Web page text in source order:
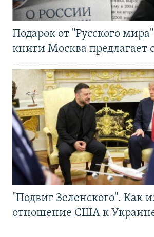
Подарок от "Русского
книги Москва предлагает
"Подвиг Зеленского". Как
отношение США к